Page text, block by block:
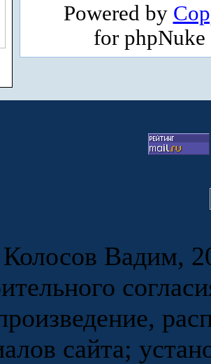
Powered by
for
Вадим,
сайта;